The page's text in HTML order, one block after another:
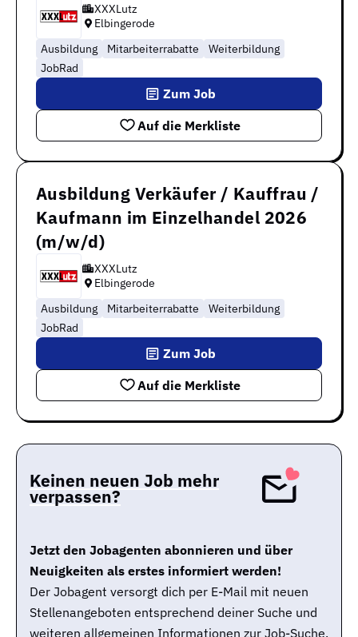
XXXLutz
Elbingerode
Ausbildung
Mitarbeiterrabatte
Weiterbildung
JobRad
Auf die Merkliste
Zum Job
Ausbildung Verkäufer / Kauffrau /
Kaufmann im Einzelhandel 2026
(m/w/d)
XXXLutz
Elbingerode
Ausbildung
Mitarbeiterrabatte
Weiterbildung
JobRad
Auf die Merkliste
Zum Job
Keinen neuen Job mehr
verpassen?
Jetzt den Jobagenten abonnieren und über
Neuigkeiten als erstes informiert werden!
Der Jobagent versorgt dich per E-Mail mit neuen
Stellenangeboten entsprechend deiner Suche und
weiteren allgemeinen Informationen zur Job-Suche.